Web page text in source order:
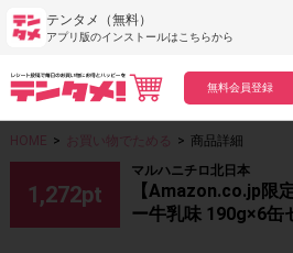
テンタメ（無料）
アプリ版のインストールはこちらから
無料会員登録
HOME > お買い物でためる > 商品詳細
1,272pt
マルハニチロ北日本
【Amazon.co.jp限
ー牛乳味 190g×6缶